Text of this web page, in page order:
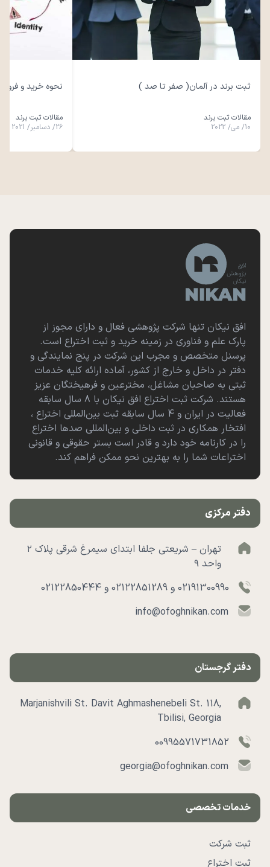
ثبت برند در آلمان( صفر تا صد )
مقالات ثبت برند
10
/ می/
2022
نحوه خرید و
مقالات ثبت برند
26
/ دسامبر/
2021
افق نیکان تنها شرکت پژوهشی فعال و دارای مجوز از
پارک علم و فناوری در زمینه خرید و ثبت اختراع است.
پرسنل متخصص و مجرب این شرکت در پنج نمایندگی و
دفتر در داخل و خارج از کشور، آماده ارائه کلیه خدمات
ثبتی به صاحبان مشاغل، مخترعین و فرهیختگان عزیز
هستند. شرکت ثبت اختراع افق نیکان با 8 سال سابقه
فعالیت در ایران و 4 سال سابقه ثبت بین‌المللی اختراع ،
افتخار همکاری در ثبت داخلی و بین‌المللی صدها اختراع
را در کارنامه خود دارد و قادر است بستر حقوقی و قانونی
اختراعات شما را به بهترین نحو ممکن فراهم کند.
دفتر مرکزی
تهران – شریعتی جلفا ابتدای سیمرغ شرقی پلاک ۲
واحد ۹
02191300990 و 02122851289 و 02122850444
info@ofoghnikan.com
دفتر گرجستان
Marjanishvili St. Davit Aghmashenebeli St. 118,
Tbilisi, Georgia
00995571731852
georgia@ofoghnikan.com
خدمات تخصصی
ثبت شرکت
ثبت اختراع